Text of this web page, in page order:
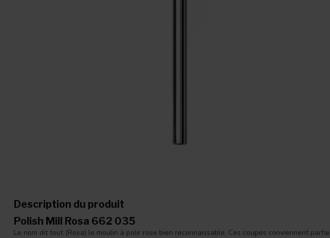
Description du produit
Polish Mill Rosa 662 035
Le nom dit tout (Rosa) le moulin à polir rose bien reconnaissable. Ces coupes conviennent